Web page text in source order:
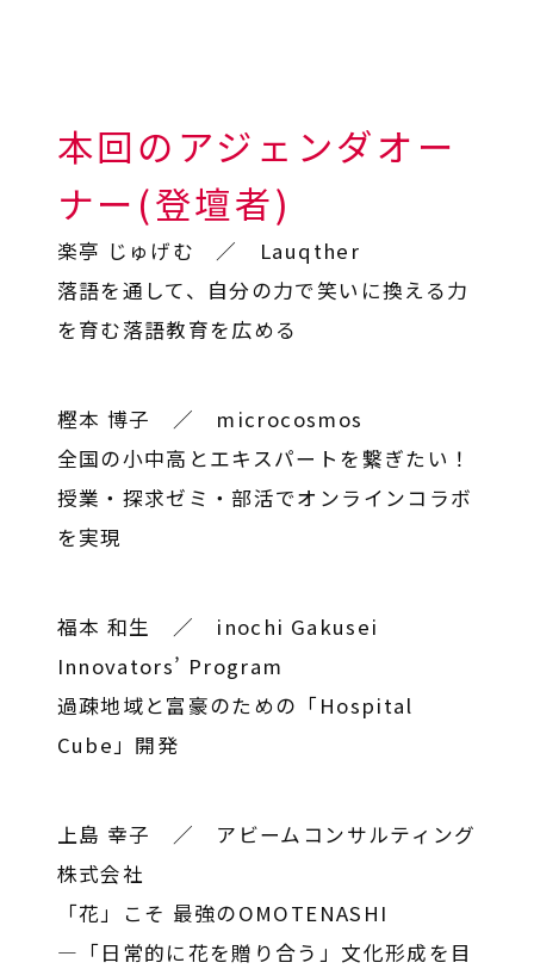
本回のアジェンダオー
ナー(登壇者)
楽亭 じゅげむ ／ Lauqther
落語を通して、自分の力で笑いに換える力
を育む落語教育を広める
樫本 博子 ／ microcosmos
全国の小中高とエキスパートを繋ぎたい！
授業・探求ゼミ・部活でオンラインコラボ
を実現
福本 和生 ／ inochi Gakusei
Innovators’ Program
過疎地域と富豪のための「Hospital
Cube」開発
上島 幸子 ／ アビームコンサルティング
株式会社
「花」こそ 最強のOMOTENASHI
―「日常的に花を贈り合う」文化形成を目